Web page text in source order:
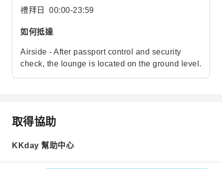
禮拜日
00:00-23:59
如何抵達
Airside - After passport control and security
check, the lounge is located on the ground level.
取得協助
KKday 幫助中心